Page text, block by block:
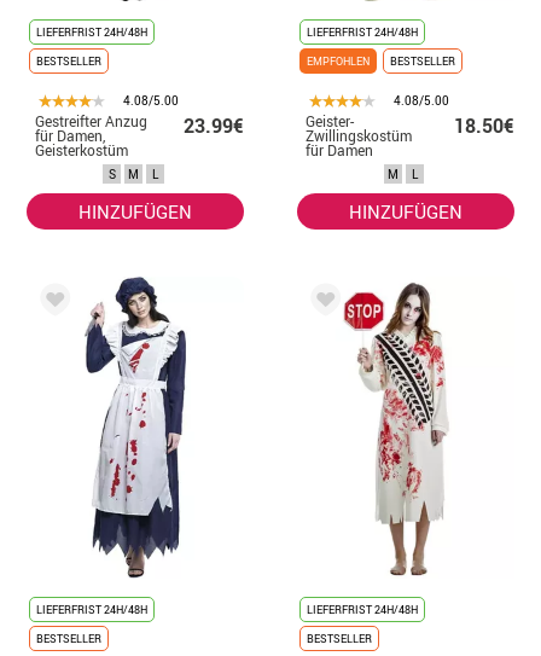
LIEFERFRIST 24H/48H
BESTSELLER
4.08/5.00
Gestreifter Anzug
für Damen,
Geisterkostüm
23.99€
S M L
HINZUFÜGEN
LIEFERFRIST 24H/48H
EMPFOHLEN
BESTSELLER
4.08/5.00
Geister-
Zwillingskostüm
für Damen
18.50€
M L
HINZUFÜGEN
LIEFERFRIST 24H/48H
BESTSELLER
LIEFERFRIST 24H/48H
BESTSELLER